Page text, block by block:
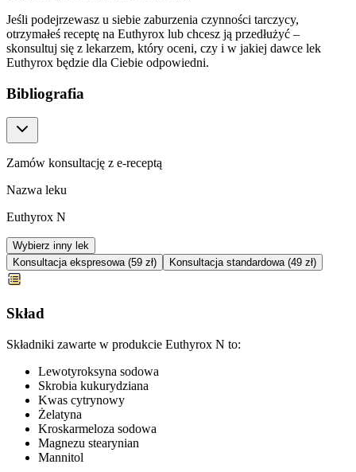
Jeśli podejrzewasz u siebie zaburzenia czynności tarczycy,
otrzymałeś receptę na Euthyrox lub chcesz ją przedłużyć –
skonsultuj się z lekarzem, który oceni, czy i w jakiej dawce lek
Euthyrox będzie dla Ciebie odpowiedni.
Bibliografia
Zamów konsultację z e-receptą
Nazwa leku
Euthyrox N
Wybierz inny lek
Konsultacja ekspresowa (59 zł)
Konsultacja standardowa (49 zł)
Skład
Składniki zawarte w produkcie Euthyrox N to:
Lewotyroksyna sodowa
Skrobia kukurydziana
Kwas cytrynowy
Żelatyna
Kroskarmeloza sodowa
Magnezu stearynian
Mannitol